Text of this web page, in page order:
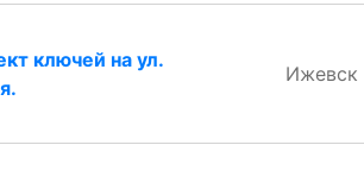
ключей на ул.
Ижевск